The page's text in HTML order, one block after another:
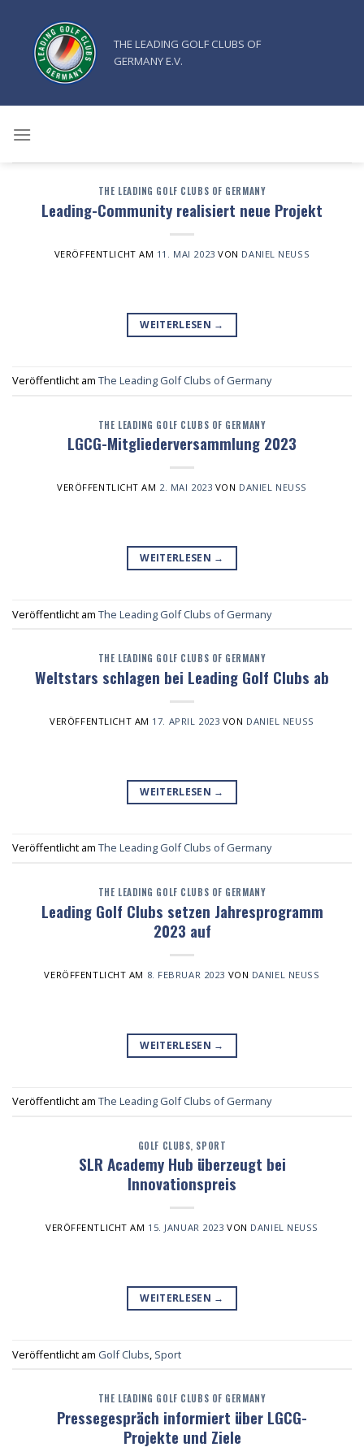
springen
THE LEADING GOLF CLUBS OF
GERMANY E.V.
THE LEADING GOLF CLUBS OF GERMANY
Leading-Community realisiert neue Projekt
VERÖFFENTLICHT AM 11. MAI 2023 VON DANIEL NEUSS
WEITERLESEN →
Veröffentlicht am The Leading Golf Clubs of Germany
THE LEADING GOLF CLUBS OF GERMANY
LGCG-Mitgliederversammlung 2023
VERÖFFENTLICHT AM 2. MAI 2023 VON DANIEL NEUSS
WEITERLESEN →
Veröffentlicht am The Leading Golf Clubs of Germany
THE LEADING GOLF CLUBS OF GERMANY
Weltstars schlagen bei Leading Golf Clubs ab
VERÖFFENTLICHT AM 17. APRIL 2023 VON DANIEL NEUSS
WEITERLESEN →
Veröffentlicht am The Leading Golf Clubs of Germany
THE LEADING GOLF CLUBS OF GERMANY
Leading Golf Clubs setzen Jahresprogramm
2023 auf
VERÖFFENTLICHT AM 8. FEBRUAR 2023 VON DANIEL NEUSS
WEITERLESEN →
Veröffentlicht am The Leading Golf Clubs of Germany
GOLF CLUBS, SPORT
SLR Academy Hub überzeugt bei
Innovationspreis
VERÖFFENTLICHT AM 15. JANUAR 2023 VON DANIEL NEUSS
WEITERLESEN →
Veröffentlicht am Golf Clubs, Sport
THE LEADING GOLF CLUBS OF GERMANY
Pressegespräch informiert über LGCG-
Projekte und Ziele